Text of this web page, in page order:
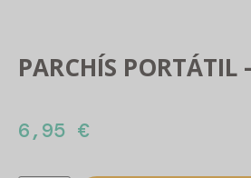
PARCHÍS PORTÁTIL
6,95 €